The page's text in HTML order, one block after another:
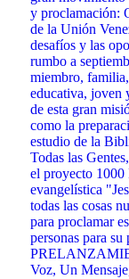
Voz, Un